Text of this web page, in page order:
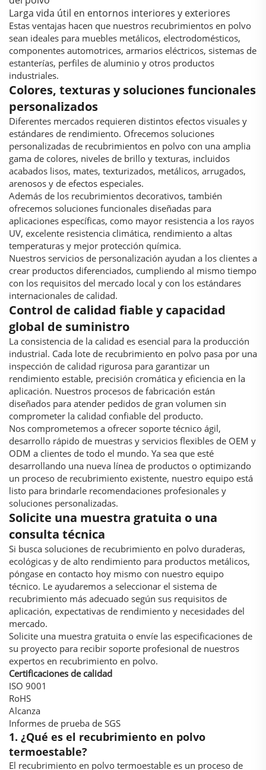
Larga vida útil en entornos interiores y exteriores
Estas ventajas hacen que nuestros recubrimientos en polvo
sean ideales para muebles metálicos, electrodomésticos,
componentes automotrices, armarios eléctricos, sistemas de
estanterías, perfiles de aluminio y otros productos
industriales.
Colores, texturas y soluciones funcionales
personalizados
Diferentes mercados requieren distintos efectos visuales y
estándares de rendimiento. Ofrecemos soluciones
personalizadas de recubrimientos en polvo con una amplia
gama de colores, niveles de brillo y texturas, incluidos
acabados lisos, mates, texturizados, metálicos, arrugados,
arenosos y de efectos especiales.
Además de los recubrimientos decorativos, también
ofrecemos soluciones funcionales diseñadas para
aplicaciones específicas, como mayor resistencia a los rayos
UV, excelente resistencia climática, rendimiento a altas
temperaturas y mejor protección química.
Nuestros servicios de personalización ayudan a los clientes a
crear productos diferenciados, cumpliendo al mismo tiempo
con los requisitos del mercado local y con los estándares
internacionales de calidad.
Control de calidad fiable y capacidad
global de suministro
La consistencia de la calidad es esencial para la producción
industrial. Cada lote de recubrimiento en polvo pasa por una
inspección de calidad rigurosa para garantizar un
rendimiento estable, precisión cromática y eficiencia en la
aplicación. Nuestros procesos de fabricación están
diseñados para atender pedidos de gran volumen sin
comprometer la calidad confiable del producto.
Nos comprometemos a ofrecer soporte técnico ágil,
desarrollo rápido de muestras y servicios flexibles de OEM y
ODM a clientes de todo el mundo. Ya sea que esté
desarrollando una nueva línea de productos o optimizando
un proceso de recubrimiento existente, nuestro equipo está
listo para brindarle recomendaciones profesionales y
soluciones personalizadas.
Solicite una muestra gratuita o una
consulta técnica
Si busca soluciones de recubrimiento en polvo duraderas,
ecológicas y de alto rendimiento para productos metálicos,
póngase en contacto hoy mismo con nuestro equipo
técnico. Le ayudaremos a seleccionar el sistema de
recubrimiento más adecuado según sus requisitos de
aplicación, expectativas de rendimiento y necesidades del
mercado.
Solicite una muestra gratuita o envíe las especificaciones de
su proyecto para recibir soporte profesional de nuestros
expertos en recubrimiento en polvo.
Certificaciones de calidad
ISO 9001
RoHS
Alcanza
Informes de prueba de SGS
1. ¿Qué es el recubrimiento en polvo
termoestable?
El recubrimiento en polvo termoestable es un proceso de